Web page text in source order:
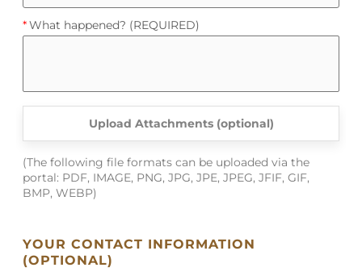
*What happened? (REQUIRED)
Upload Attachments (optional)
(The following file formats can be uploaded via the
portal: PDF, IMAGE, PNG, JPG, JPE, JPEG, JFIF, GIF,
BMP, WEBP)
YOUR CONTACT INFORMATION
(OPTIONAL)